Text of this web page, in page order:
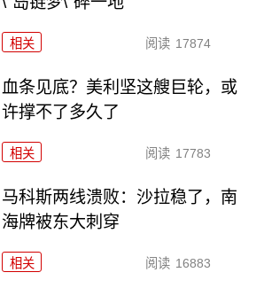
相关 阅读 17874
血条见底？美利坚这艘巨轮，或
许撑不了多久了
相关 阅读 17783
马科斯两线溃败：沙拉稳了，南
海牌被东大刺穿
相关 阅读 16883